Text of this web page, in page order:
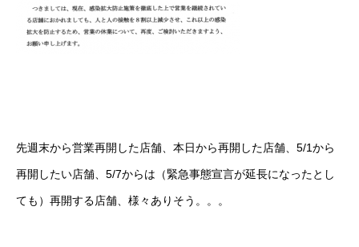
先週末から営業再開した店舗、本日から再開した店舗、5/1から
再開したい店舗、5/7からは（緊急事態宣言が延長になったとし
ても）再開する店舗、様々ありそう。。。